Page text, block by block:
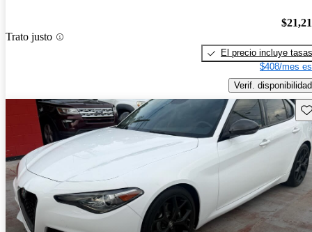
Trato justo
El precio incluye tasas
$408/mes
Verif. disponibilidad